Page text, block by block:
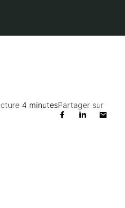
4 minutesPartager sur